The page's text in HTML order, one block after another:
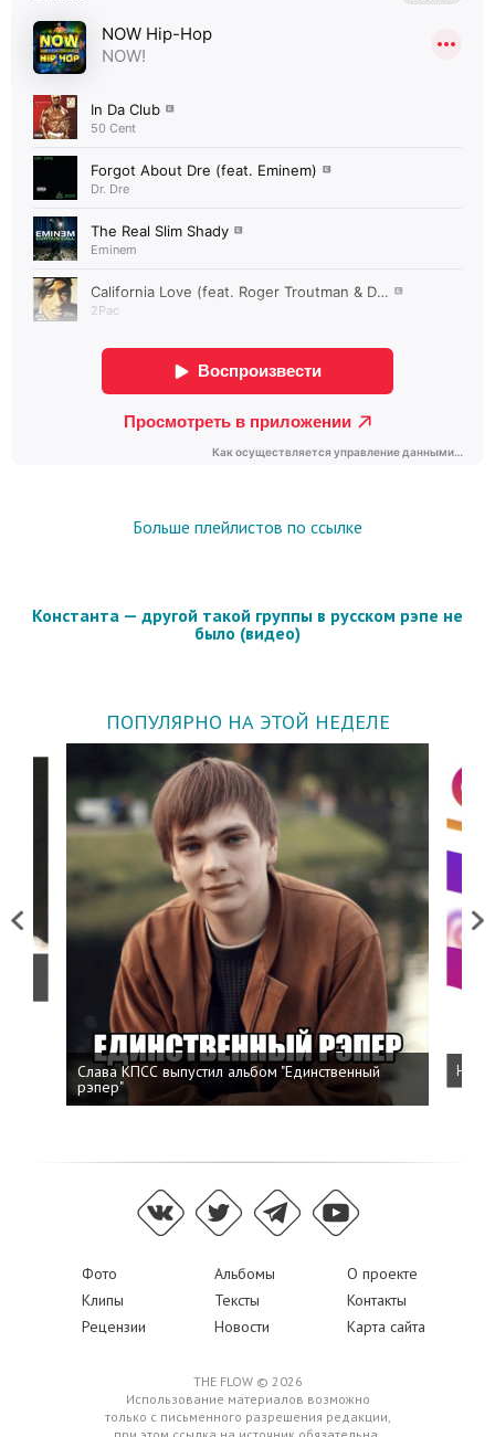
Больше плейлистов по ссылке
Константа — другой такой группы в русском рэпе не
было (видео)
ПОПУЛЯРНО НА ЭТОЙ НЕДЕЛЕ
Previous
Слава КПСС выпустил альбом "Единственный
рэпер"
Next
Фото Альбомы
О проекте
Клипы
Тексты
Контакты
Рецензии
Новости Карта сайта
THE FLOW © 2026
Использование материалов возможно
только с письменного разрешения редакции,